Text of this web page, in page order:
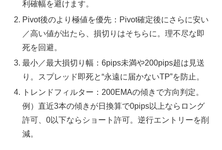
利確幅を避けます。
Pivot後のより極値を優先：Pivot確定後にさらに安い
／高い値が出たら、損切りはそちらに。理不尽な即
死を回避。
最小／最大損切り幅：6pips未満や200pips超は見送
り。スプレッド即死と“永遠に届かないTP”を防止。
トレンドフィルター：200EMAの傾きで方向判定。
例）直近3本の傾きが日換算で0pips以上ならロング
許可、0以下ならショート許可。逆行エントリーを削
減。